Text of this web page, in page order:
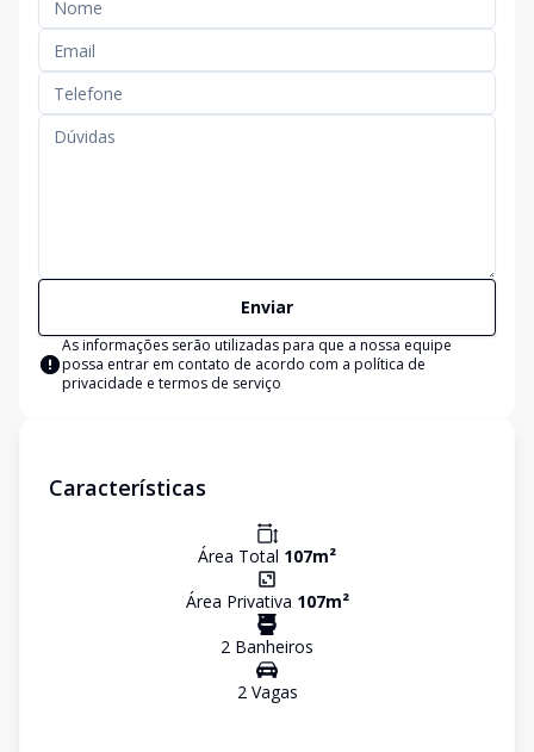
Enviar
As informações serão utilizadas para que a nossa equipe
possa entrar em contato de acordo com a política de
privacidade e termos de serviço
Características
Área Total 107m²
Área Privativa 107m²
2 Banheiros
2Vagas